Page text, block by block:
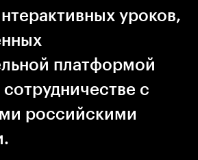
уроков,
платформой
сотрудничестве с
российскими